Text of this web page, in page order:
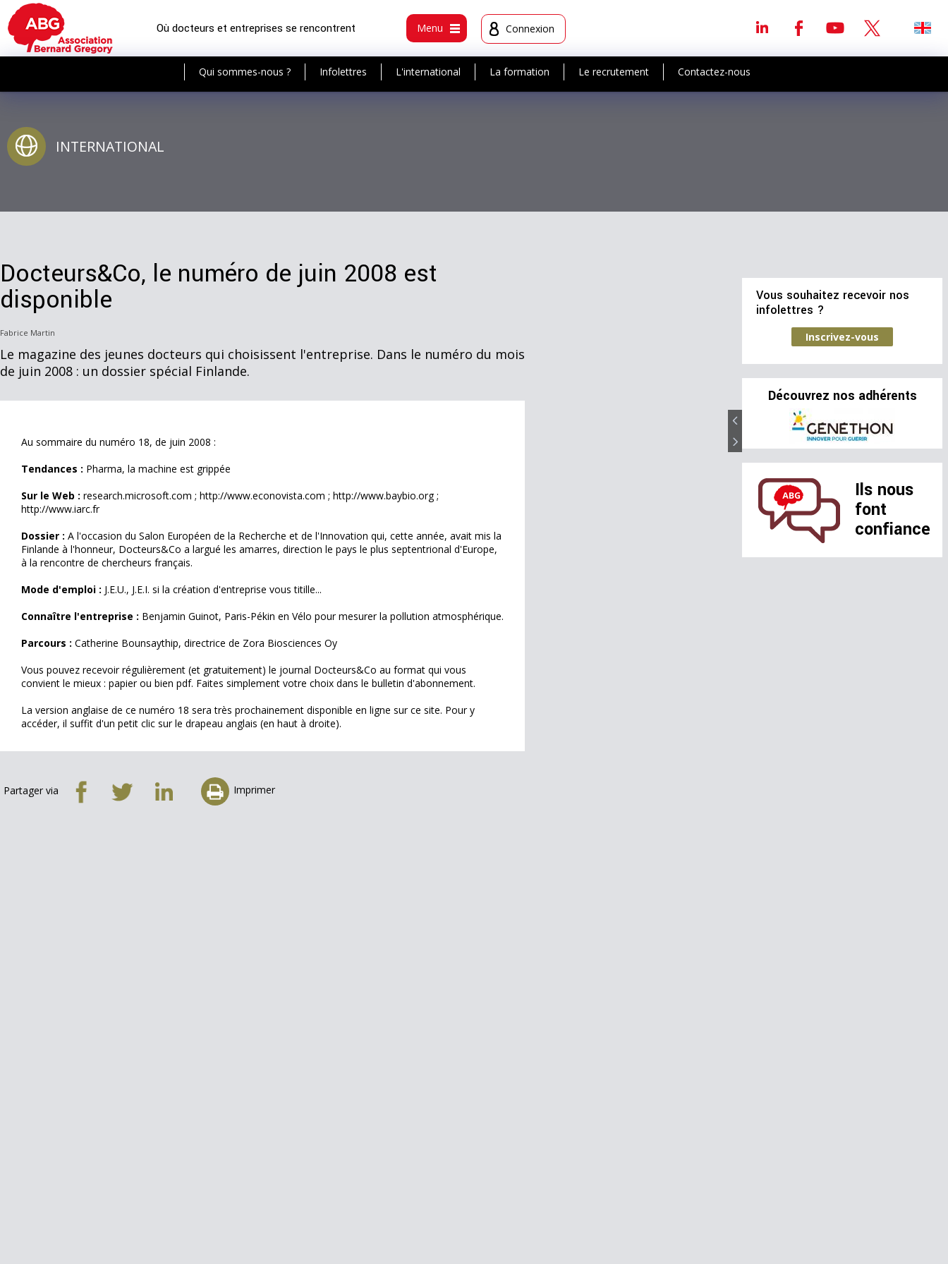
Où docteurs et entreprises se rencontrent Menu Connexion
Qui sommes-nous ? Infolettres L'international La formation Le recrutement Contactez-nous
INTERNATIONAL
Docteurs&Co, le numéro de juin 2008 est
disponible
Fabrice Martin
Le magazine des jeunes docteurs qui choisissent l'entreprise. Dans le numéro du mois
de juin 2008 : un dossier spécial Finlande.
Au sommaire du numéro 18, de juin 2008 :
Tendances : Pharma, la machine est grippée
Sur le Web : research.microsoft.com ; http://www.econovista.com ; http://www.baybio.org ;
http://www.iarc.fr
Dossier : A l'occasion du Salon Européen de la Recherche et de l'Innovation qui, cette année, avait mis la
Finlande à l'honneur, Docteurs&Co a largué les amarres, direction le pays le plus septentrional d'Europe,
à la rencontre de chercheurs français.
Mode d'emploi : J.E.U., J.E.I. si la création d'entreprise vous titille...
Connaître l'entreprise : Benjamin Guinot, Paris-Pékin en Vélo pour mesurer la pollution atmosphérique.
Parcours : Catherine Bounsaythip, directrice de Zora Biosciences Oy
Vous pouvez recevoir régulièrement (et gratuitement) le journal Docteurs&Co au format qui vous
convient le mieux : papier ou bien pdf. Faites simplement votre choix dans le bulletin d'abonnement.
La version anglaise de ce numéro 18 sera très prochainement disponible en ligne sur ce site. Pour y
accéder, il suffit d'un petit clic sur le drapeau anglais (en haut à droite).
Partager via Imprimer
Vous souhaitez recevoir nos
infolettres ?
Inscrivez-vous
Découvrez nos adhérents
Ils nous
font
confiance